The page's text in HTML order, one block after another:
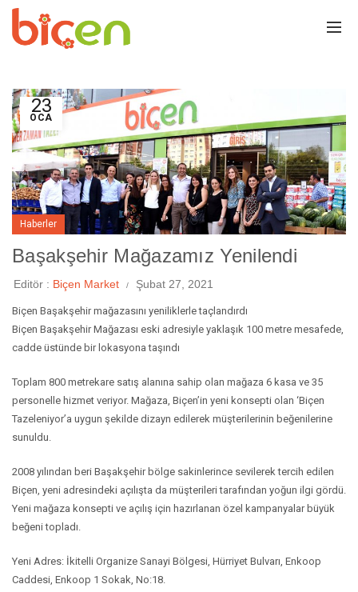
23
OCA
Haberler
Başakşehir Mağazamız Yenilendi
Editör : Biçen Market Şubat 27, 2021
Biçen Başakşehir mağazasını yeniliklerle taçlandırdı
Biçen Başakşehir Mağazası eski adresiyle yaklaşık 100 metre mesafede,
cadde üstünde bir lokasyona taşındı
Toplam 800 metrekare satış alanına sahip olan mağaza 6 kasa ve 35
personelle hizmet veriyor. Mağaza, Biçen’in yeni konsepti olan ‘Biçen
Tazeleniyor’a uygun şekilde dizayn edilerek müşterilerinin beğenilerine
sunuldu.
2008 yılından beri Başakşehir bölge sakinlerince sevilerek tercih edilen
Biçen, yeni adresindeki açılışta da müşterileri tarafından yoğun ilgi gördü.
Yeni mağaza konsepti ve açılış için hazırlanan özel kampanyalar büyük
beğeni topladı.
Yeni Adres: İkitelli Organize Sanayi Bölgesi, Hürriyet Bulvarı, Enkoop
Caddesi, Enkoop 1 Sokak, No:18.